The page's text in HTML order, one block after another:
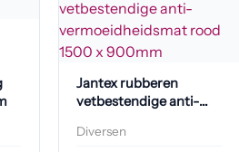
Jantex rubberen
vetbestendige anti-
rood 1500 x 900mm
Diversen